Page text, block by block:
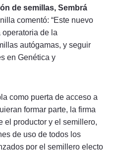
de semillas, Sembrá
comentó: “Este nuevo
de la
autógamas, y seguir
en Genética y
como puerta de acceso a
formar parte, la firma
el productor y el semillero,
de uso de todos los
por el semillero electo